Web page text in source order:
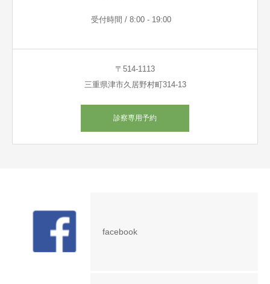
受付時間 / 8:00 - 19:00
〒514-1113
三重県津市久居野村町314-13
診察専用予約
facebook